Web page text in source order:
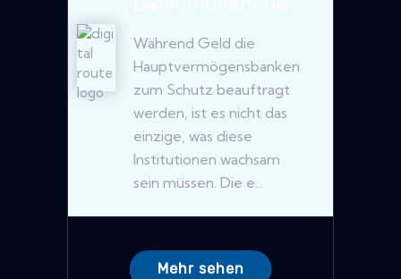
Während Geld die
Hauptvermögensbanken
zum Schutz beauftragt
werden, ist es nicht das
einzige, was diese
Institutionen wachsam
sein müssen. Die e...
Mehr sehen